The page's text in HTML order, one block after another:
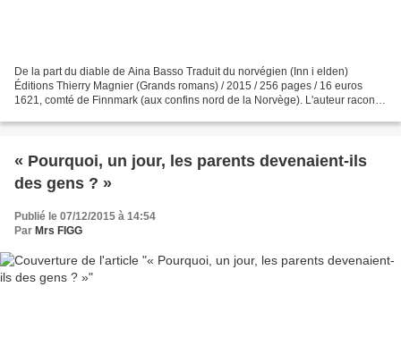
De la part du diable de Aina Basso Traduit du norvégien (Inn i elden)
Éditions Thierry Magnier (Grands romans) / 2015 / 256 pages / 16 euros
1621, comté de Finnmark (aux confins nord de la Norvège). L'auteur raconte
« Pourquoi, un jour, les parents devenaient-ils
des gens ? »
Publié le 07/12/2015 à 14:54
Par Mrs FIGG